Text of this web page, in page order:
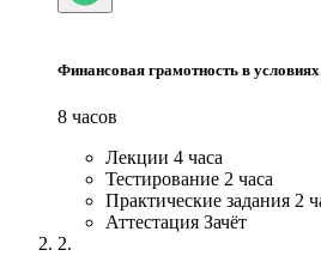
Финансовая грамотность в
8 часов
Лекции 4 часа
Тестирование 2 часа
Практические задания 2
Аттестация Зачёт
2.